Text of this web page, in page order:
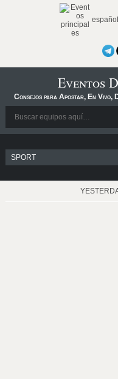
español
Eventos
Consejos para Apostar, En Vivo,